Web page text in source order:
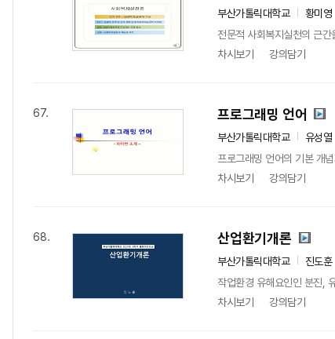
부산가톨릭대학교 황미영
전문적 사회복지실천의 근
차시보기
강의담기
67. 프로그래밍 언어
부산가톨릭대학교 유성열
프로그래밍 언어의 기본 개
차시보기
강의담기
68. 산업환기개론
부산가톨릭대학교 진도훈
작업환경 유해요인인 분진,
차시보기
강의담기